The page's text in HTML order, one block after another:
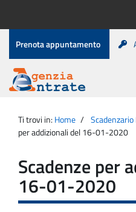
contenuto
Menu
di
servizio
Prenota appuntamento
Agenzia
Entrate
principale
Ti trovi in: Home Scadenzario
per addizionali del 16-01-2020
Scadenze per
16-01-2020